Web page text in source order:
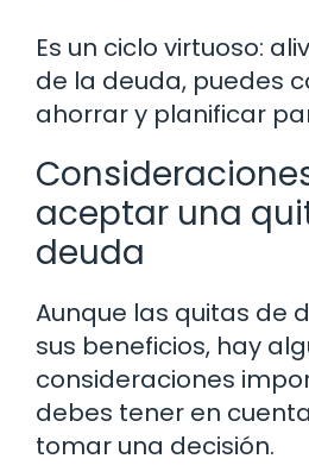
Es un ciclo virtuoso:
de la deuda, puedes
ahorrar y planificar
aceptar una
deuda
Aunque las quitas de
sus beneficios, hay
consideraciones
debes tener en
tomar una decisión.